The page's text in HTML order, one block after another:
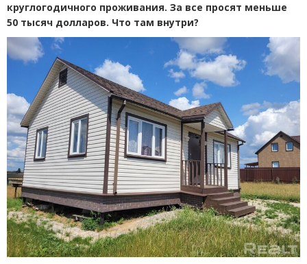
круглогодичного проживания. За все просят меньше
50 тысяч долларов. Что там внутри?